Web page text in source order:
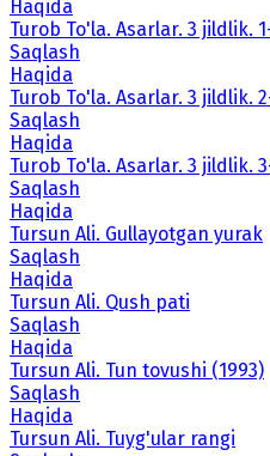
Haqida
Turob To'la. Asarlar. 3 jildlik.
Saqlash
Haqida
Turob To'la. Asarlar. 3 jildlik.
Saqlash
Haqida
Turob To'la. Asarlar. 3 jildlik.
Saqlash
Haqida
Tursun Ali. Gullayotgan yurak
Saqlash
Haqida
Tursun Ali. Qush pati
Saqlash
Haqida
Tursun Ali. Tun tovushi (1993)
Saqlash
Haqida
Tursun Ali. Tuyg'ular rangi